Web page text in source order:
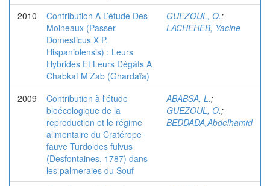
2010
Contribution A L’étude Des
Moineaux (Passer
Domesticus X P.
Hispaniolensis) : Leurs
Hybrides Et Leurs Dégâts A
Chabkat M’Zab (Ghardaïa)
GUEZOUL, O.;
LACHEHEB, Yacine
2009
Contribution à l'étude
bioécologique de la
reproduction et le régime
alimentaire du Cratérope
fauve Turdoides fulvus
(Desfontaines, 1787) dans
les palmeraies du Souf
ABABSA, L.;
GUEZOUL, O.;
BEDDADA,Abdelhamid